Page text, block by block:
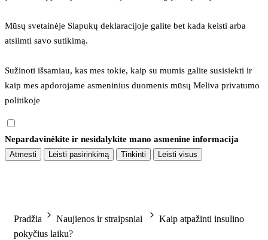
Mūsų svetainėje Slapukų deklaracijoje galite bet kada keisti arba
atsiimti savo sutikimą.
Sužinoti išsamiau, kas mes tokie, kaip su mumis galite susisiekti ir
kaip mes apdorojame asmeninius duomenis mūsų Meliva privatumo
politikoje
Nepardavinėkite ir nesidalykite mano asmenine informacija
Atmesti Leisti pasirinkimą Tinkinti Leisti visus
Pradžia Naujienos ir straipsniai
Kaip atpažinti insulino
pokyčius laiku?